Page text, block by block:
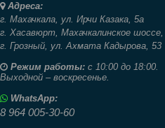
Адреса:
г. Махачкала, ул. Ирчи Казака, 5а
г. Хасавюрт, Махачкалинское
г. Грозный, ул. Ахмата Кадырова, 53
Режим работы: с 10:00 до 18:00.
Выходной – воскресенье.
WhatsApp:
8 964 005-30-60